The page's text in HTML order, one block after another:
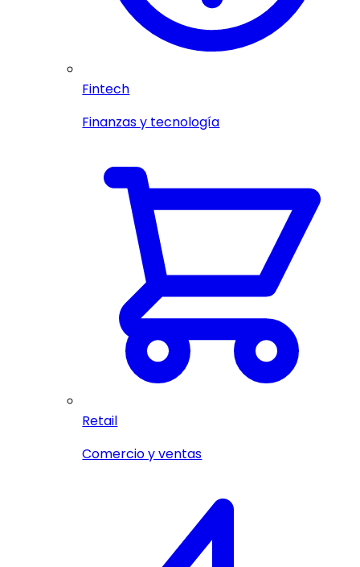
Fintech
Finanzas y tecnología
Retail
Comercio y ventas